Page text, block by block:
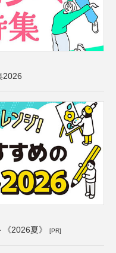
2026
2026夏》 [PR]